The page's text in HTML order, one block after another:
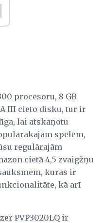
procesoru, 8 GB
III cieto disku, tur ir
lai atskaņotu
spēlēm,
regulārajām
cietā 4,5 zvaigžņu
kurās ir
kā arī
PVP3020LQ ir